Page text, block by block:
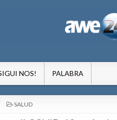
NOS! PALABRA
POSTED
IN
SALUD